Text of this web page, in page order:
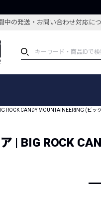
の発送・お問い合わせ対応に
ム
特集記事
コーディネ
ROCK CANDY MOUNTAINEERING (ビッ
| BIG ROCK